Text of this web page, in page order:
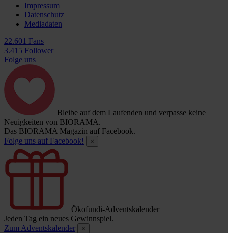
Impressum
Datenschutz
Mediadaten
22.601 Fans
3.415 Follower
Folge uns
Bleibe auf dem Laufenden und verpasse keine
Neuigkeiten von BIORAMA.
Das BIORAMA Magazin auf Facebook.
Folge uns auf Facebook!
×
Ökofundi-Adventskalender
Jeden Tag ein neues Gewinnspiel.
Zum Adventskalender
×